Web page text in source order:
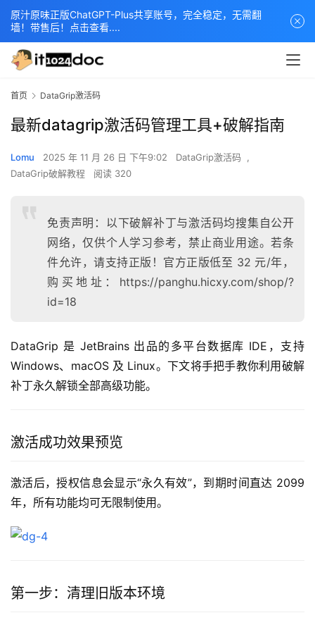
首页 DataGrip激活码
最新datagrip激活码管理工具+破解指南
Lomu 2025 年 11 月 26 日 下午9:02 DataGrip激活码
,
DataGrip破解教程
阅读 320
免责声明：以下破解补丁与激活码均搜集自公开
网络，仅供个人学习参考，禁止商业用途。若条
件允许，请支持正版！官方正版低至 32 元/年，
购买地址：https://panghu.hicxy.com/shop/?
id=18
DataGrip 是 JetBrains 出品的多平台数据库 IDE，支持
Windows、macOS 及 Linux。下文将手把手教你利用破解
补丁永久解锁全部高级功能。
激活成功效果预览
激活后，授权信息会显示“永久有效”，到期时间直达 2099
年，所有功能均可无限制使用。
第一步：清理旧版本环境
原汁原味正版ChatGPT-Plus共享账号，完全稳定，无需翻
墙！带售后！点击查看....